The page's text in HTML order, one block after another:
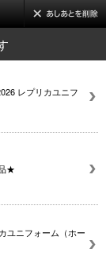
レプリカユニフ
★
ユニフォーム（ホー